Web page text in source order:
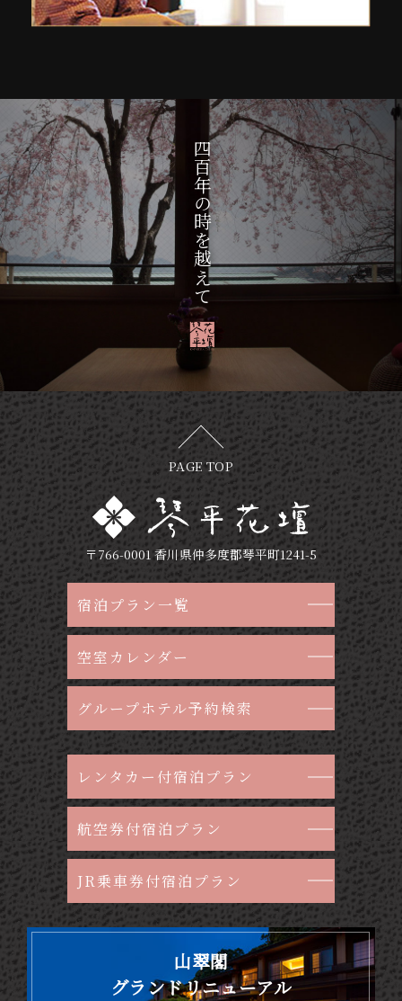
四百年の時を越えて
PAGE TOP
〒766-0001 香川県仲多度郡琴平町1241-5
宿泊プラン一覧
空室カレンダー
グループホテル予約検索
レンタカー付宿泊プラン
航空券付宿泊プラン
JR乗車券付宿泊プラン
山翠閣
グランドリニューアル